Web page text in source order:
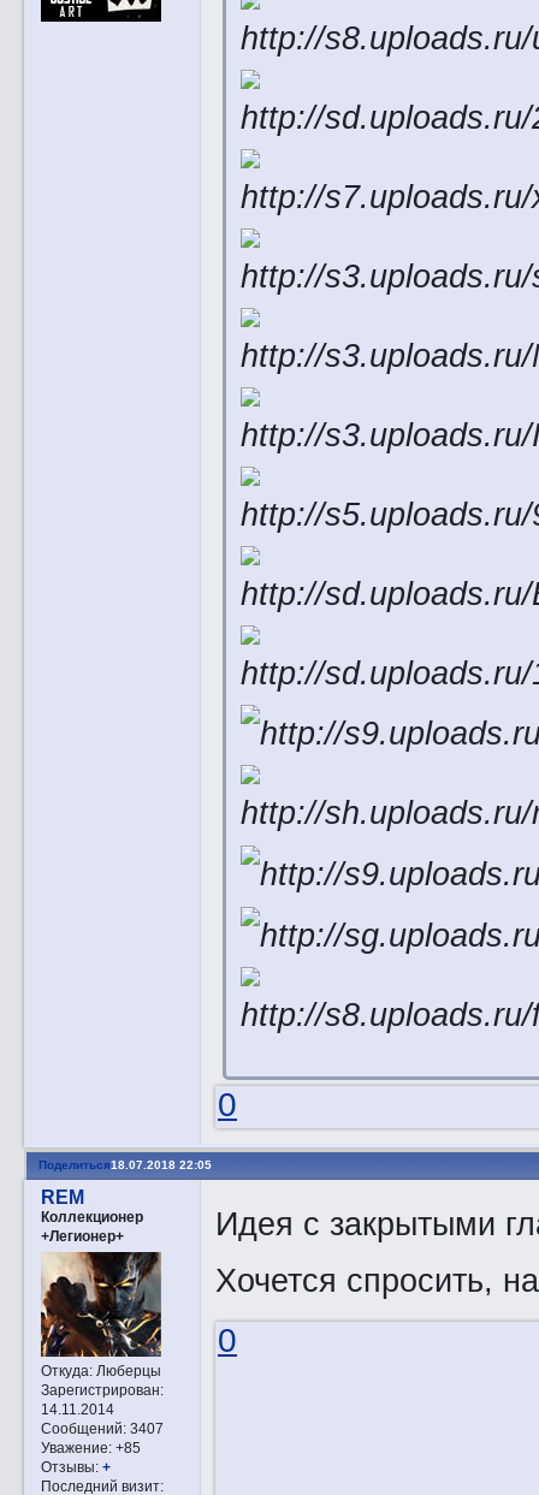
0
Поделиться18.07.2018 22:05
REM
Коллекционер
+Легионер+
Откуда:Люберцы
Зарегистрирован:
14.11.2014
Сообщений:3407
Уважение: +85
Отзывы: +
Последний визит:
Идея с закрытыми
Хочется спросить,
0